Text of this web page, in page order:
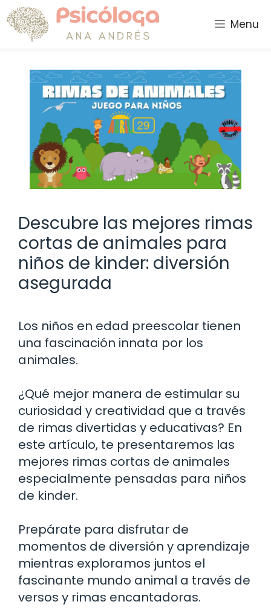
Saltar
al
contenido
Menu
Descubre las mejores rimas
cortas de animales para
niños de kinder: diversión
asegurada
Los niños en edad preescolar tienen
una fascinación innata por los
animales.
¿Qué mejor manera de estimular su
curiosidad y creatividad que a través
de rimas divertidas y educativas? En
este artículo, te presentaremos las
mejores rimas cortas de animales
especialmente pensadas para niños
de kinder.
Prepárate para disfrutar de
momentos de diversión y aprendizaje
mientras exploramos juntos el
fascinante mundo animal a través de
versos y rimas encantadoras.